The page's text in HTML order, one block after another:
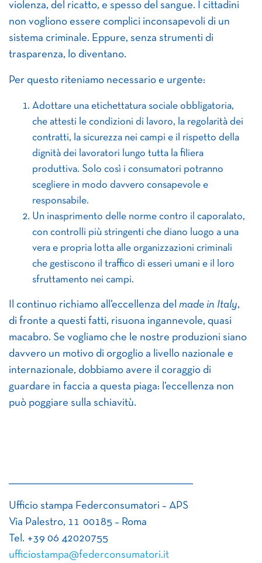
violenza, del ricatto, e spesso del sangue. I cittadini
non vogliono essere complici inconsapevoli di un
sistema criminale. Eppure, senza strumenti di
trasparenza, lo diventano.
Per questo riteniamo necessario e urgente:
Adottare una etichettatura sociale obbligatoria,
che attesti le condizioni di lavoro, la regolarità dei
contratti, la sicurezza nei campi e il rispetto della
dignità dei lavoratori lungo tutta la filiera
produttiva. Solo così i consumatori potranno
scegliere in modo davvero consapevole e
responsabile.
Un inasprimento delle norme contro il caporalato,
con controlli più stringenti che diano luogo a una
vera e propria lotta alle organizzazioni criminali
che gestiscono il traffico di esseri umani e il loro
sfruttamento nei campi.
Il continuo richiamo all’eccellenza del made in Italy,
di fronte a questi fatti, risuona ingannevole, quasi
macabro. Se vogliamo che le nostre produzioni siano
davvero un motivo di orgoglio a livello nazionale e
internazionale, dobbiamo avere il coraggio di
guardare in faccia a questa piaga: l’eccellenza non
può poggiare sulla schiavitù.
Ufficio stampa Federconsumatori – APS
Via Palestro, 11 00185 – Roma
Tel. +39 06 42020755
ufficiostampa@federconsumatori.it